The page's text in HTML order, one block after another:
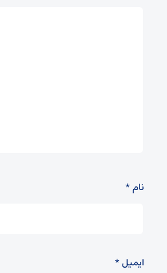
نام*
ایمیل*